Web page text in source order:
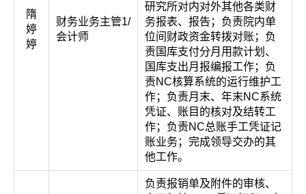
隋
婷
婷
财务业务主管1/
会计师
研究所对内对外其他各类财
务报表、报告；负责院内单
位间财政资金转拨对账；负
责国库支付分月用款计划、
国库支出月报编报工作；负
责NC核算系统的运行维护工
作；负责月末、年末NC系统
凭证、账目的核对及结转工
作；负责NC总账手工凭证记
账业务；完成领导交办的其
他工作。
负责报销单及附件的审核、